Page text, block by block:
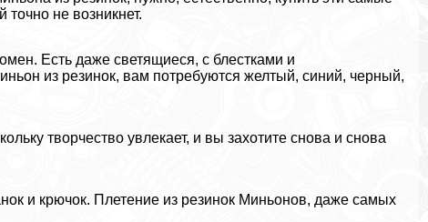
точно не возникнет.
Есть даже светящиеся, с блестками и
из резинок, вам потребуются желтый, синий, черный,
творчество увлекает, и вы захотите снова и снова
и крючок. Плетение из резинок Миньонов, даже самых